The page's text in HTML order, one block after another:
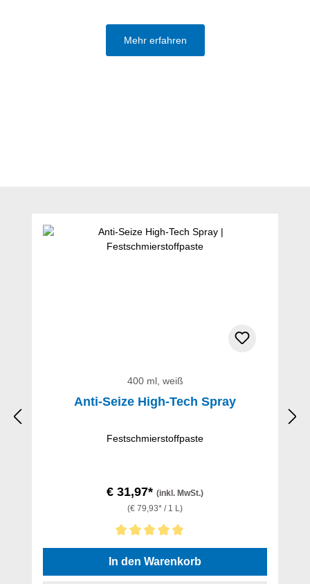
Mehr erfahren
400 ml, weiß
Anti-Seize High-Tech Spray
Festschmierstoffpaste
€ 31,97* (inkl. MwSt.)
(€ 79,93* / 1 L)
Durchschnittliche Bewertung von 5 von 5 Sternen
In den Warenkorb